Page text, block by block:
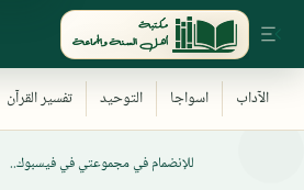
للإنضمام في مجموعتي في فيسبوك..